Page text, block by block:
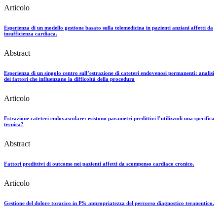
Articolo
Esperienza di un modello gestione basato sulla telemedicina in pazienti anziani affetti da
insufficienza cardiaca.
Abstract
Esperienza di un singolo centro sull’estrazione di cateteri endovenosi permanenti: analisi
dei fattori che influenzano la difficoltà della procedura
Articolo
Estrazione cateteri endovascolare: esistono parametri predittivi l’utilizzodi una specifica
tecnica?
Abstract
Fattori predittivi di outcome nei pazienti affetti da scompenso cardiaco cronico.
Articolo
Gestione del dolore toracico in PS: appropriatezza del percorso diagnostico terapeutico.